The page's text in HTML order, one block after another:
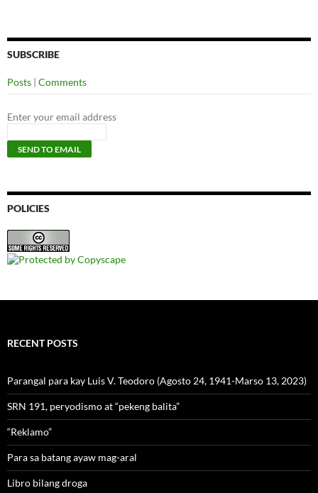
SUBSCRIBE
Posts | Comments
Enter your email address
POLICIES
RECENT POSTS
Parangal para kay Luis V. Teodoro (Agosto 24, 1941-Marso 13, 2023)
SRN 191, peryodismo at “pekeng balita”
“Reklamo”
Para sa batang ayaw mag-aral
Libro bilang droga